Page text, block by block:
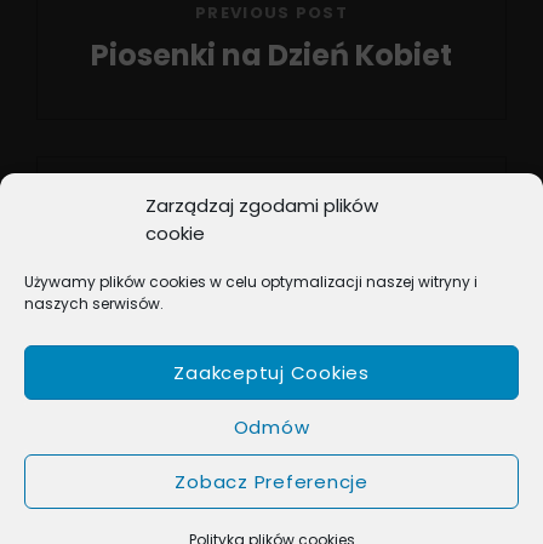
Zarządzaj zgodami plików
cookie
Używamy plików cookies w celu optymalizacji naszej witryny i
naszych serwisów.
Zaakceptuj Cookies
Odmów
Zobacz Preferencje
Polityka plików cookies
PREVIOUS POST
Piosenki na Dzień Kobiet
Na listach przebojów…
Next
COPYRIGHT © 2026BOX MUSIC. ALL RIGHTS RESERVED.